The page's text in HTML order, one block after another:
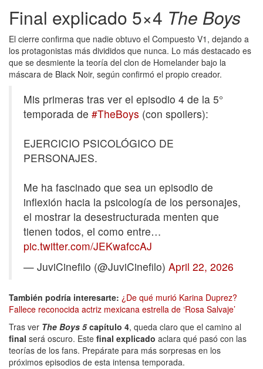
Final explicado 5×4 The Boys
El cierre confirma que nadie obtuvo el Compuesto V1, dejando a
los protagonistas más divididos que nunca. Lo más destacado es
que se desmiente la teoría del clon de Homelander bajo la
máscara de Black Noir, según confirmó el propio creador.
Mis primeras tras ver el episodio 4 de la 5°
temporada de #TheBoys (con spoilers):
EJERCICIO PSICOLÓGICO DE
PERSONAJES.
Me ha fascinado que sea un episodio de
inflexión hacia la psicología de los personajes,
el mostrar la desestructurada menten que
tienen todos, el como entre…
pic.twitter.com/JEKwafccAJ
— JuviCinefilo (@JuviCinefilo) April 22, 2026
También podría interesarte: ¿De qué murió Karina Duprez?
Fallece reconocida actriz mexicana estrella de ‘Rosa Salvaje’
Tras ver The Boys 5capítulo 4, queda claro que el camino al
final será oscuro. Este final explicado aclara qué pasó con las
teorías de los fans. Prepárate para más sorpresas en los
próximos episodios de esta intensa temporada.